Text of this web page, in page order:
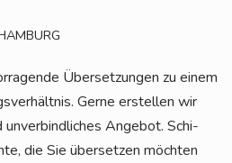
Über­set­zun­gen zu einem
Ger­ne erstel­len wir
unver­bind­li­ches Ange­bot. Schi­
die Sie über­set­zen möch­ten